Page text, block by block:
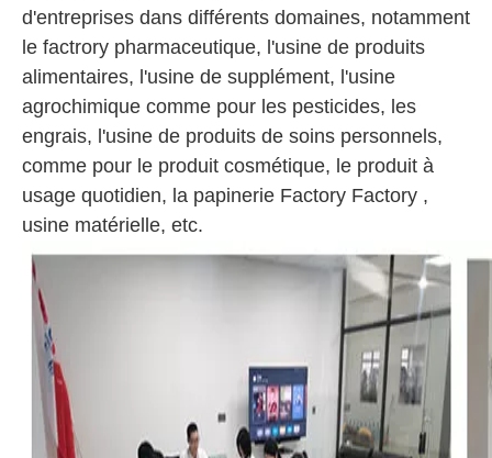
d'entreprises dans différents domaines, notamment
le factrory pharmaceutique, l'usine de produits
alimentaires, l'usine de supplément, l'usine
agrochimique comme pour les pesticides, les
engrais, l'usine de produits de soins personnels,
comme pour le produit cosmétique, le produit à
usage quotidien, la papinerie Factory Factory ,
usine matérielle, etc.